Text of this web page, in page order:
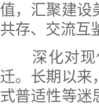
值，汇聚建设
共存、交流互
深化对现
迁。长期以来
式普适性等迷